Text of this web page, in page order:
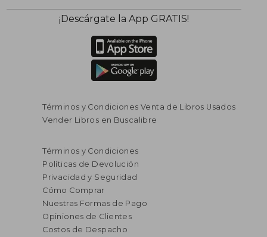
¡Descárgate la App GRATIS!
Términos y Condiciones Venta de Libros Usados
Vender Libros en Buscalibre
Términos y Condiciones
Políticas de Devolución
Privacidad y Seguridad
Cómo Comprar
Nuestras Formas de Pago
Opiniones de Clientes
Costos de Despacho